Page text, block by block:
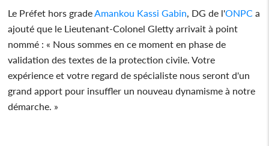
Le Préfet hors grade Amankou Kassi Gabin , DG de l'ONPC a
ajouté que le Lieutenant-Colonel Gletty arrivait à point
nommé : « Nous sommes en ce moment en phase de
validation des textes de la protection civile. Votre
expérience et votre regard de spécialiste nous seront d'un
grand apport pour insuffler un nouveau dynamisme à notre
démarche. »